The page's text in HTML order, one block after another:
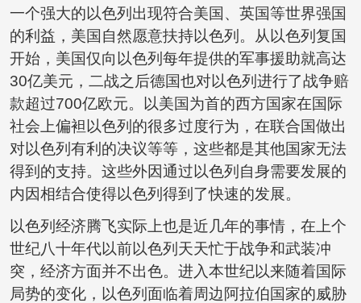
一个强大的以色列出现符合美国、英国等世界强国
的利益，美国自然愿意扶持以色列。从以色列复国
开始，美国仅向以色列每年提供的军事援助就高达
30亿美元，二战之后德国也对以色列进行了战争赔
款超过700亿欧元。以美国为首的西方国家在国际
社会上偏袒以色列的很多过度行为，在联合国做出
对以色列有利的决议等等，这些都是其他国家无法
得到的支持。这些外因通过以色列自身需要发展的
内因相结合使得以色列得到了快速的发展。
以色列经济腾飞实际上也是近几年的事情，在上个
世纪八十年代以前以色列天天忙于战争和武装冲
突，经济方面并不出色。进入本世纪以来随着国际
局势的变化，以色列面临着周边阿拉伯国家的威胁